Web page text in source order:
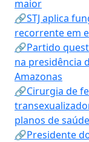
maior
🔗STJ aplica
recorrente em
🔗Partido
na presidência
Amazonas
🔗Cirurgia de
planos de saúde
🔗Presidente